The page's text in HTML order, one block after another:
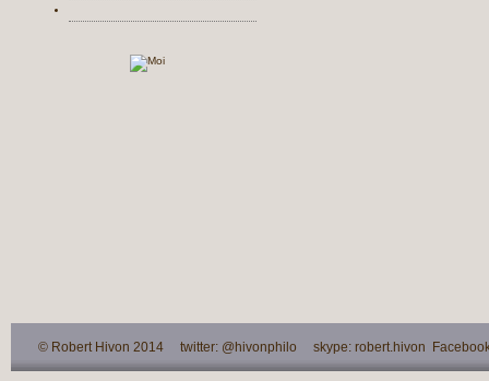
© Robert Hivon 2014 twitter: @hivonphilo skype: robert.hivon